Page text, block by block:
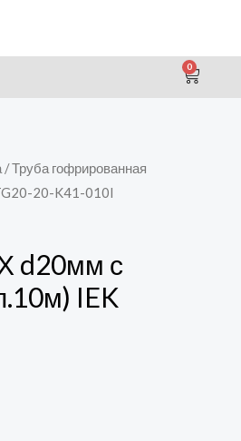
0
/ Труба гофрированная
20-K41-010I
d20мм с
IEK